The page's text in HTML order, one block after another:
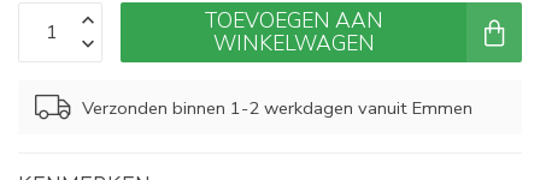
TOEVOEGEN AAN
WINKELWAGEN
Verzonden binnen 1-2 werkdagen vanuit Emmen